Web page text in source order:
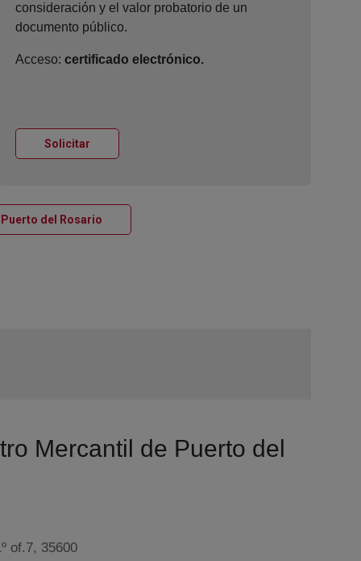
consideración y el valor probatorio de un
documento público.
Acceso:certificado electrónico.
Solicitar
del Rosario
Mercantil de Puerto del
of.7, 35600